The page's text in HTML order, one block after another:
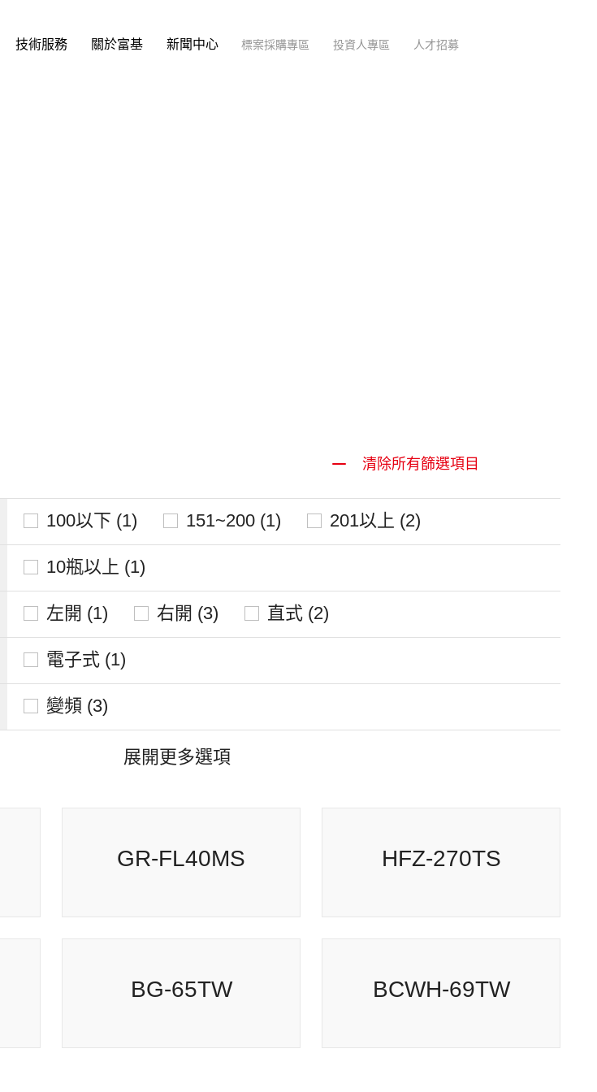
技術服務 關於富基 新聞中心 標案採購專區 投資人專區 人才招募
清除所有篩選項目
100以下 (1) 151~200 (1)
201以上 (2)
10瓶以上 (1)
左開 (1) 右開 (3)
直式 (2)
電子式 (1)
變頻 (3)
展開更多選項
GR-FL40MS HFZ-270TS
BCWH-69TW